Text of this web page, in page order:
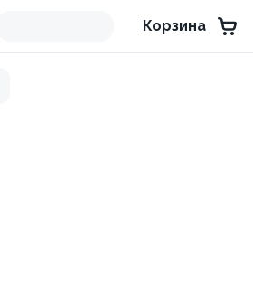
Корзина